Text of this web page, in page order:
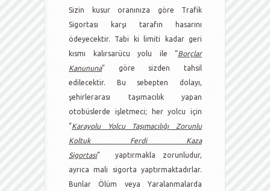
Sizin kusur oranınıza göre Trafik
Sigortası karşı tarafın hasarını
ödeyecektir. Tabi ki limiti kadar geri
kısmı kalırsarücu yolu ile “Borçlar
Kanununa” göre sizden tahsil
edilecektir. Bu sebepten dolayı,
şehirlerarası taşımacılık yapan
otobüslerde işletmeci; her yolcu için
“Karayolu Yolcu Taşımacılığı Zorunlu
Koltuk Ferdi Kaza
Sigortası” yaptırmakla zorunludur,
ayrıca mali sigorta yaptırmaktadırlar.
Bunlar Ölüm veya Yaralanmalarda